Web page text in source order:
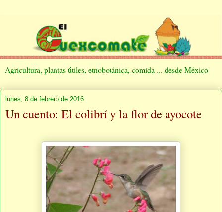
Agricultura, plantas útiles, etnobotánica, comida ... desde México
lunes, 8 de febrero de 2016
Un cuento: El colibrí y la flor de ayocote